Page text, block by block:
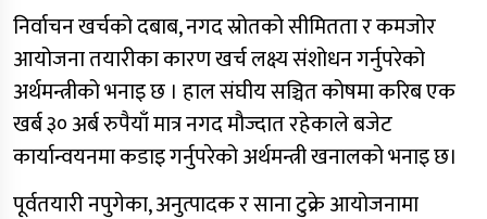
निर्वाचन खर्चको दबाब, नगद स्रोतको सीमितता र कमजोर
आयोजना तयारीका कारण खर्च लक्ष्य संशोधन गर्नुपरेको
अर्थमन्त्रीको भनाइ छ । हाल संघीय सञ्चित कोषमा करिब एक
खर्ब ३० अर्ब रुपैयाँ मात्र नगद मौज्दात रहेकाले बजेट
कार्यान्वयनमा कडाइ गर्नुपरेको अर्थमन्त्री खनालको भनाइ छ।
पूर्वतयारी नपुगेका, अनुत्पादक र साना टुक्रे आयोजनामा